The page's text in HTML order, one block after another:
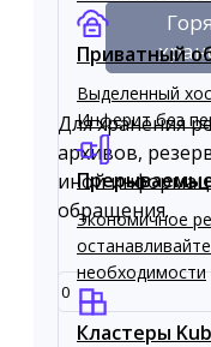
Приватный
Выделенный
Инферит без
Экономичное
необходимости
Кластеры
Для хранения
архивов,
иной
обращения.